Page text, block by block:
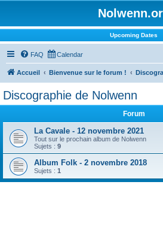
Upcoming Dates
FAQ Calendar
Accueil Bienvenue sur le forum !
Discographie de Nolwenn
Forum
La Cavale - 12 novembre 2021
Tout sur le prochain album de Nolwenn
Sujets : 9
Album Folk - 2 novembre 2018
Sujets : 1